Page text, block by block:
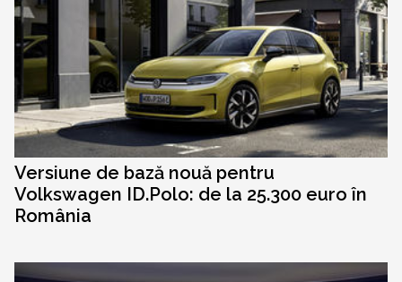
Versiune de bază nouă pentru
Volkswagen ID.Polo: de la 25.300 euro în
România